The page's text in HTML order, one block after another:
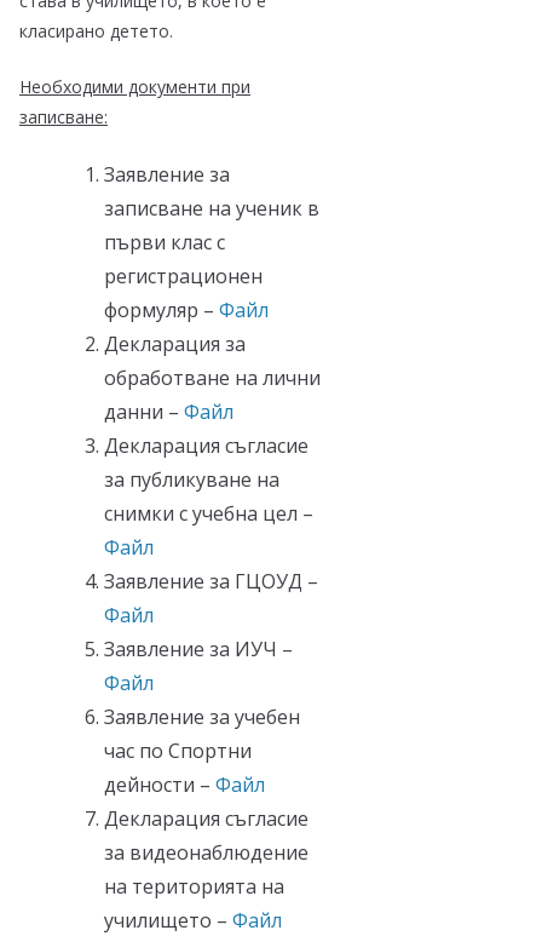
класирано детето.
Необходими документи при
записване:
Заявление за
записване на ученик в
първи клас с
регистрационен
формуляр – Файл
Декларация за
обработване на лични
данни – Файл
Декларация съгласие
за публикуване на
снимки с учебна цел –
Файл
Заявление за ГЦОУД –
Файл
Заявление за ИУЧ –
Файл
Заявление за учебен
час по Спортни
дейности – Файл
Декларация съгласие
за видеонаблюдение
на територията на
училището – Файл